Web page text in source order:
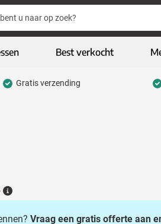
geschenken categorie
tech & multimedia categorie
Best verkocht
Gratis verzending
Details
Vraag een gratis offerte aan